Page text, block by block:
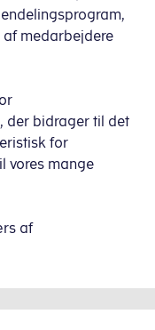
medarbejdere
der bidrager til det
for
vores mange
af